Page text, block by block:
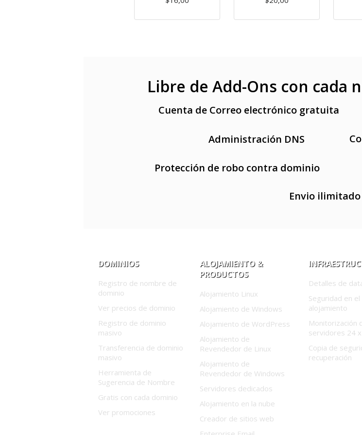
Libre de Add-Ons con cada
Cuenta de Correo electrónico gratuita
Administración DNS
Protección de robo contra dominio
Envio
DOMINIOS
Registro de nombre de
dominio
Ver precios de dominio
Registro de dominio
masivo
Transferencia de dominio
masivo
Herramienta de
Sugerencia de Nombre
Gratis con cada dominio
Ver promociones
ALOJAMIENTO &
PRODUCTOS
Alojamiento Linux
Alojamiento de Windows
Alojamiento de WordPress
Alojamiento de
Revendedor de Linux
Alojamiento de
Revendedor de Windows
Servidores dedicados
Alojamiento en la nube
Creador de sitios web
Detalles de
Seguridad en el
alojamiento
Monitorización
servidores 24
Copia de
recuperación